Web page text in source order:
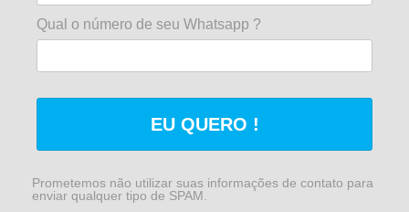
Qual o número de seu Whatsapp ?
EU QUERO !
Prometemos não utilizar suas informações de contato para
enviar qualquer tipo de SPAM.